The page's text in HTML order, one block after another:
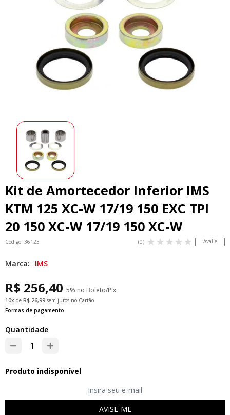
Kit de Amortecedor Inferior IMS
KTM 125 XC-W 17/19 150 EXC TPI
20 150 XC-W 17/19 150 XC-W
Código: 36123 (0) Avalie
Marca: IMS
R$ 256,40 5% no Boleto/Pix
10x de R$ 26,99 sem juros no Cartão
Formas de pagamento
Quantidade
Produto indisponível
AVISE-ME